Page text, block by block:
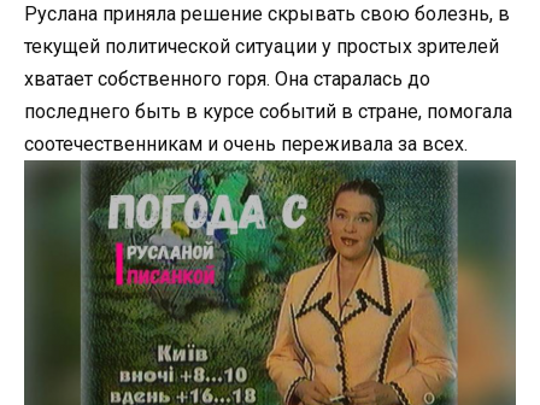
Руслана приняла решение скрывать свою болезнь, в
текущей политической ситуации у простых зрителей
хватает собственного горя. Она старалась до
последнего быть в курсе событий в стране, помогала
соотечественникам и очень переживала за всех.